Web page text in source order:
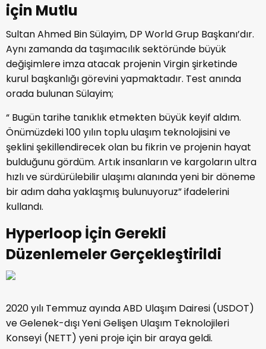
için Mutlu
Sultan Ahmed Bin Sülayim, DP World Grup Başkanı’dır.
Aynı zamanda da taşımacılık sektöründe büyük
değişimlere imza atacak projenin Virgin şirketinde
kurul başkanlığı görevini yapmaktadır. Test anında
orada bulunan Sülayim;
“ Bugün tarihe tanıklık etmekten büyük keyif aldım.
Önümüzdeki 100 yılın toplu ulaşım teknolojisini ve
şeklini şekillendirecek olan bu fikrin ve projenin hayat
bulduğunu gördüm. Artık insanların ve kargoların ultra
hızlı ve sürdürülebilir ulaşımı alanında yeni bir döneme
bir adım daha yaklaşmış bulunuyoruz” ifadelerini
kullandı.
Hyperloop İçin Gerekli
Düzenlemeler Gerçekleştirildi
2020 yılı Temmuz ayında ABD Ulaşım Dairesi (USDOT)
ve Gelenek-dışı Yeni Gelişen Ulaşım Teknolojileri
Konseyi (NETT) yeni proje için bir araya geldi.